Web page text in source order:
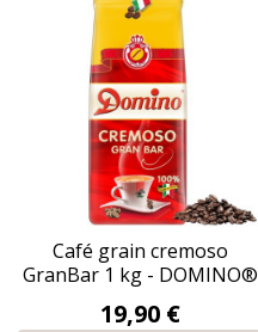
Café grain cremoso
GranBar 1 kg - DOMINO®
Prix
19,90 €